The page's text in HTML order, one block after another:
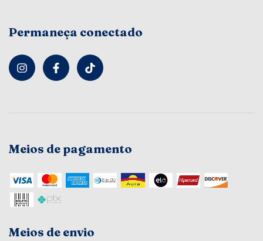
Permaneça conectado
Meios de pagamento
Meios de envio